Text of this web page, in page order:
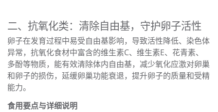
二、抗氧化类：清除自由基，守护卵子活性
卵子在发育过程中易受自由基影响，导致活性降低、染色体
异常，抗氧化食材中富含的维生素C、维生素E、花青素、
多酚等物质，能有效清除体内自由基，减少氧化应激对卵巢
和卵子的损伤，延缓卵巢功能衰退，提升卵子的质量和受精
能力。
食用要点与详细说明